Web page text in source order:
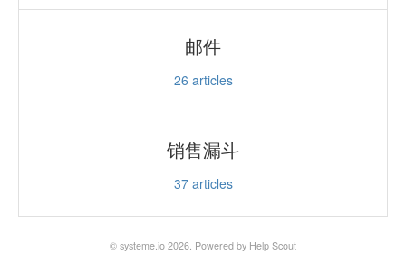
邮件
26 articles
销售漏斗
37articles
© systeme.io 2026. Powered by Help Scout